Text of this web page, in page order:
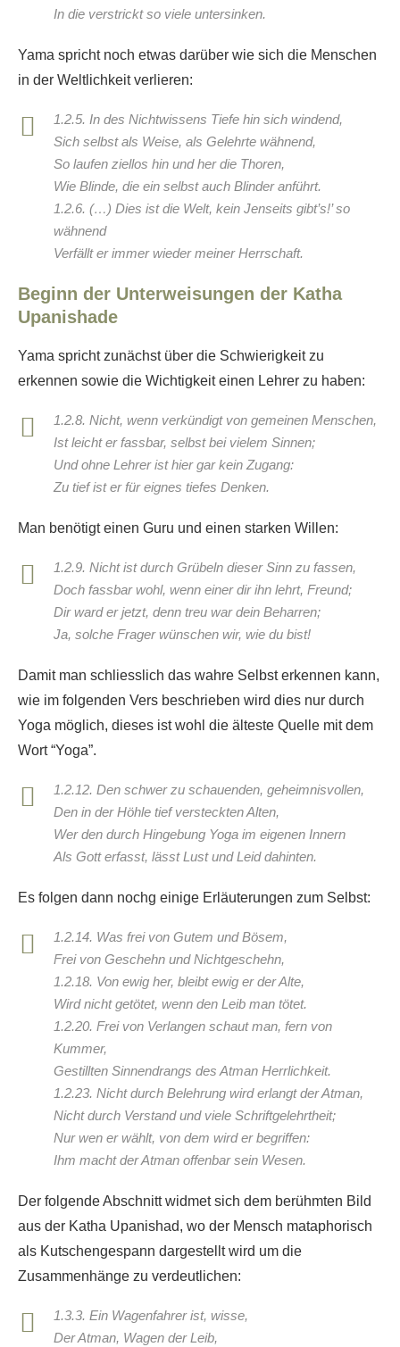
In die verstrickt so viele untersinken.
Yama spricht noch etwas darüber wie sich die Menschen
in der Weltlichkeit verlieren:
1.2.5. In des Nichtwissens Tiefe hin sich windend,
Sich selbst als Weise, als Gelehrte wähnend,
So laufen ziellos hin und her die Thoren,
Wie Blinde, die ein selbst auch Blinder anführt.
1.2.6. (…) Dies ist die Welt, kein Jenseits gibt’s!’ so
wähnend
Verfällt er immer wieder meiner Herrschaft.
Beginn der Unterweisungen der Katha
Upanishade
Yama spricht zunächst über die Schwierigkeit zu
erkennen sowie die Wichtigkeit einen Lehrer zu haben:
1.2.8. Nicht, wenn verkündigt von gemeinen Menschen,
Ist leicht er fassbar, selbst bei vielem Sinnen;
Und ohne Lehrer ist hier gar kein Zugang:
Zu tief ist er für eignes tiefes Denken.
Man benötigt einen Guru und einen starken Willen:
1.2.9. Nicht ist durch Grübeln dieser Sinn zu fassen,
Doch fassbar wohl, wenn einer dir ihn lehrt, Freund;
Dir ward er jetzt, denn treu war dein Beharren;
Ja, solche Frager wünschen wir, wie du bist!
Damit man schliesslich das wahre Selbst erkennen kann,
wie im folgenden Vers beschrieben wird dies nur durch
Yoga möglich, dieses ist wohl die älteste Quelle mit dem
Wort “Yoga”.
1.2.12. Den schwer zu schauenden, geheimnisvollen,
Den in der Höhle tief versteckten Alten,
Wer den durch Hingebung Yoga im eigenen Innern
Als Gott erfasst, lässt Lust und Leid dahinten.
Es folgen dann nochg einige Erläuterungen zum Selbst:
1.2.14. Was frei von Gutem und Bösem,
Frei von Geschehn und Nichtgeschehn,
1.2.18. Von ewig her, bleibt ewig er der Alte,
Wird nicht getötet, wenn den Leib man tötet.
1.2.20. Frei von Verlangen schaut man, fern von
Kummer,
Gestillten Sinnendrangs des Atman Herrlichkeit.
1.2.23. Nicht durch Belehrung wird erlangt der Atman,
Nicht durch Verstand und viele Schriftgelehrtheit;
Nur wen er wählt, von dem wird er begriffen:
Ihm macht der Atman offenbar sein Wesen.
Der folgende Abschnitt widmet sich dem berühmten Bild
aus der Katha Upanishad, wo der Mensch mataphorisch
als Kutschengespann dargestellt wird um die
Zusammenhänge zu verdeutlichen:
1.3.3. Ein Wagenfahrer ist, wisse,
Der Atman, Wagen der Leib,